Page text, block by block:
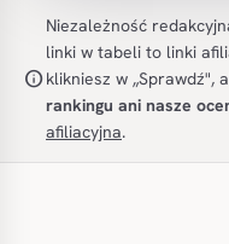
info
Niezależność
linki w tabeli to linki
klikniesz w „Sprawdź",
rankingu ani nasze
afiliacyjna.